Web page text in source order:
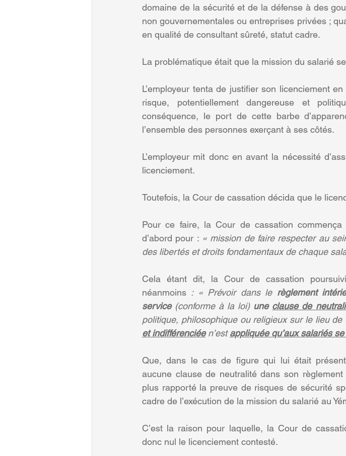
domaine de la sécurité et de la défense à des
non gouvernementales ou entreprises privées ;
en qualité de consultant sûreté, statut cadre.
La problématique était que la mission du salarié
L’employeur tenta de justifier son licenciement
risque, potentiellement dangereuse et
conséquence, le port de cette barbe
l’ensemble des personnes exerçant à ses côtés.
L’employeur mit donc en avant la nécessité
licenciement.
Toutefois, la Cour de cassation décida que le
Pour ce faire, la Cour de cassation
d’abord pour : « mission de faire respecter au
des libertés et droits fondamentaux de chaque
Cela étant dit, la Cour de cassation
néanmoins : « Prévoir dans le règlement
service (conforme à la loi) une clause de
politique, philosophique ou religieux sur le lieu
et indifférenciée n’est appliquée qu’aux salariés
Que, dans le cas de figure qui lui était
aucune clause de neutralité dans son
plus rapporté la preuve de risques de sécurité
cadre de l’exécution de la mission du salarié au
C’est la raison pour laquelle, la Cour de
donc nul le licenciement contesté.